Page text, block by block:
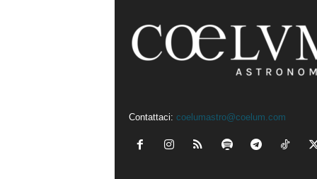
Contattaci: coelumastro@coelum.com